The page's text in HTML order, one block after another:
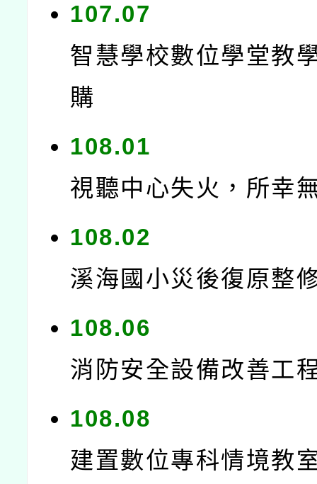
107.07
智慧學校數位學堂教
購
108.01
視聽中心失火，所幸
108.02
溪海國小災後復原整
108.06
消防安全設備改善工
108.08
建置數位專科情境教